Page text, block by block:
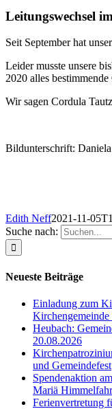
Leitungswechsel
Seit September hat
Leider musste unsere
2020 alles
Wir sagen Cordula
Bildunterschrift:
Edith Neff2021-11-
Suche nach:
Neueste Beiträge
Einladung zum
Kirchengemeinde
Heubach:
20.08.2026
und Gemeindefest
Spendenaktion
Mariä
Ferienvertretung